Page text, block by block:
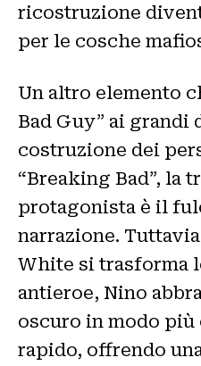
ricostruzione
per le cosche
Un altro elemento
Bad Guy” ai grandi
costruzione dei
“Breaking Bad”, la
protagonista è il
narrazione.
White si trasforma
antieroe, Nino
oscuro in modo più
rapido, offrendo